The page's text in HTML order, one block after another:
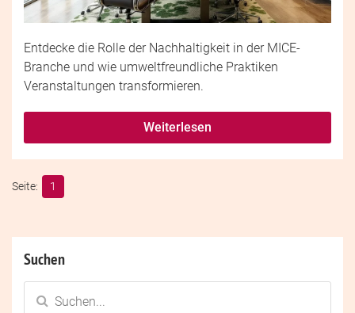
Entdecke die Rolle der Nachhaltigkeit in der MICE-
Branche und wie umweltfreundliche Praktiken
Veranstaltungen transformieren.
Weiterlesen
1
Suchen